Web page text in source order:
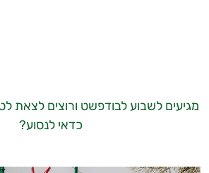
מגיעים לשבוע לבודפשט ורוצים לצאת
כדאי לנסוע?